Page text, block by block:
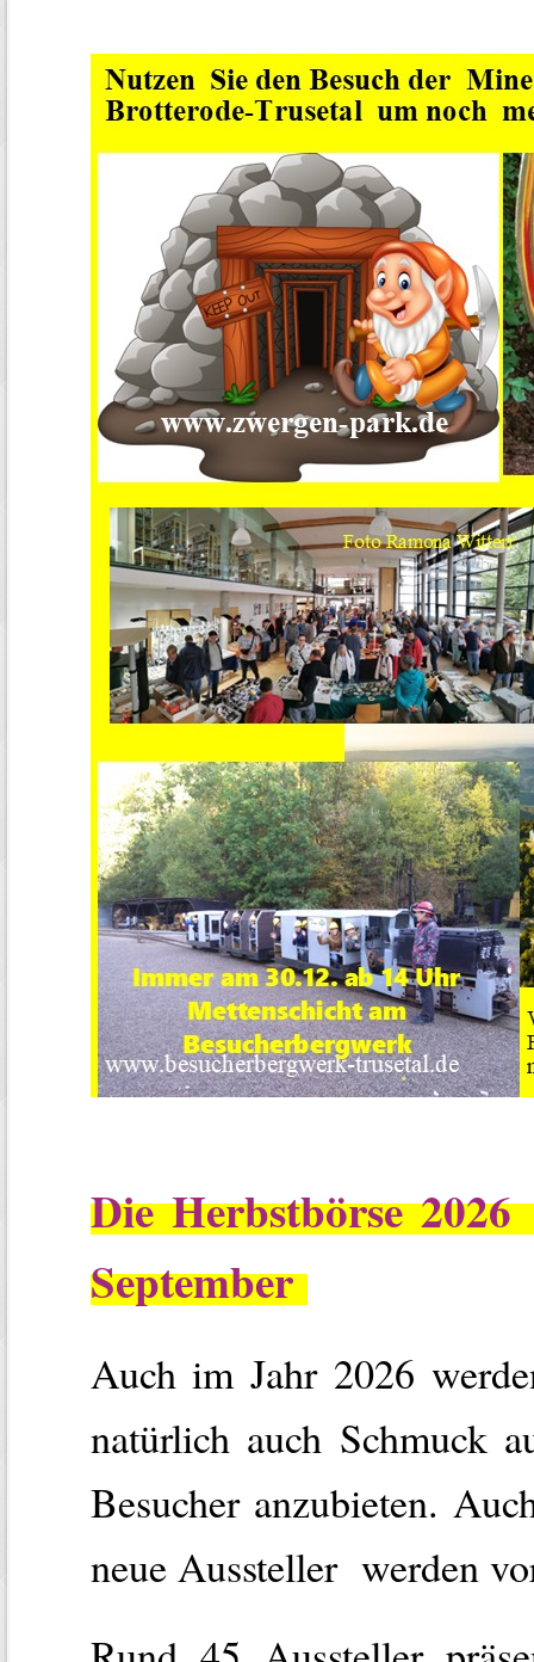
Die Herbstbörse
September
Auch im Jahr 2026
natürlich auch Schmuck
Besucher anzubieten.
neue Aussteller werden